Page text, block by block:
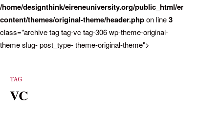
/home/designthink/eireneuniversity.org/public_html/ems/cms/
content/themes/original-theme/header.phpon line3
class="archive tag tag-vc tag-306 wp-theme-original-
theme slug- post_type- theme-original-theme">
TAG
VC